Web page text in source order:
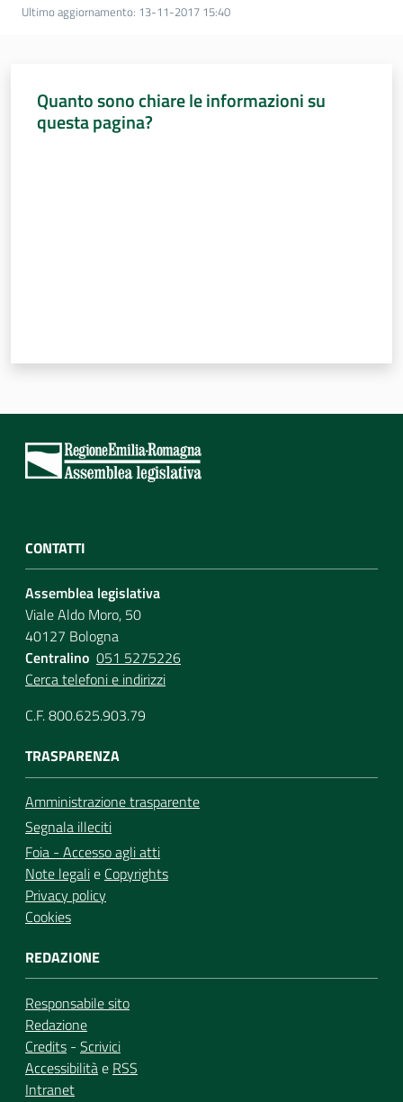
Ultimo aggiornamento: 13-11-2017 15:40
Quanto sono chiare le informazioni su
questa pagina?
CONTATTI
Assemblea legislativa
Viale Aldo Moro, 50
40127 Bologna
Centralino 051 5275226
Cerca telefoni e indirizzi
C.F. 800.625.903.79
TRASPARENZA
Amministrazione trasparente
Segnala illeciti
Foia - Accesso agli atti
Note legalie Copyrights
Privacy policy
Cookies
REDAZIONE
Responsabile sito
Redazione
Credits - Scrivici
Accessibilitàe RSS
Intranet